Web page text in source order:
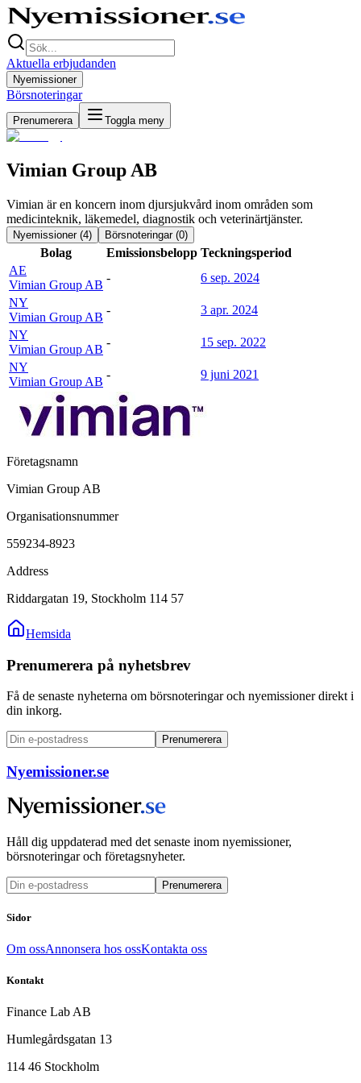
Aktuella erbjudanden
Nyemissioner
Börsnoteringar
Prenumerera Toggla meny
Vimian Group AB
Vimian är en koncern inom djursjukvård inom områden som
medicinteknik, läkemedel, diagnostik och veterinärtjänster.
Nyemissioner (4) Börsnoteringar (0)
Bolag Emissionsbelopp Teckningsperiod
AE
Vimian Group AB
-
6 sep. 2024
NY
Vimian Group AB
-
3 apr. 2024
NY
Vimian Group AB
-
15 sep. 2022
NY
Vimian Group AB
- 9 juni 2021
Företagsnamn
Vimian Group AB
Organisationsnummer
559234-8923
Address
Riddargatan 19, Stockholm 114 57
Hemsida
Prenumerera på nyhetsbrev
Få de senaste nyheterna om börsnoteringar och nyemissioner direkt i
din inkorg.
Prenumerera
Nyemissioner.se
Håll dig uppdaterad med det senaste inom nyemissioner,
börsnoteringar och företagsnyheter.
Prenumerera
Sidor
Om ossAnnonsera hos ossKontakta oss
Kontakt
Finance Lab AB
Humlegårdsgatan 13
114 46 Stockholm